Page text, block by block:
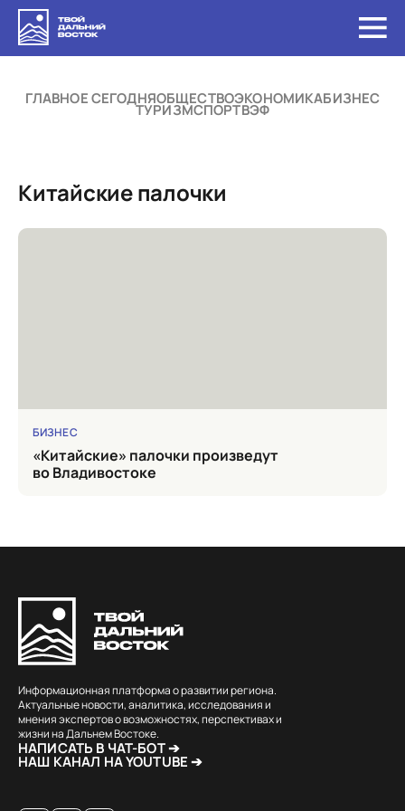
ГЛАВНОЕ СЕГОДНЯОБЩЕСТВОЭКОНОМИКАБИЗНЕС
ТУРИЗМСПОРТВЭФ
Китайские палочки
БИЗНЕС
«Китайские» палочки произведут
во Владивостоке
Информационная платформа о развитии региона.
Актуальные новости, аналитика, исследования и
мнения экспертов о возможностях, перспективах и
жизни на Дальнем Востоке.
НАПИСАТЬ В ЧАТ-БОТ ➔
НАШ КАНАЛ НА YOUTUBE ➔